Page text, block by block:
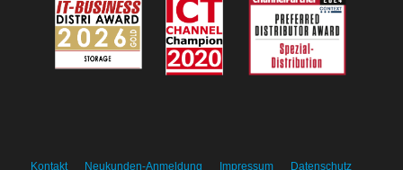
Kontakt Neukunden-Anmeldung Impressum Datenschutz